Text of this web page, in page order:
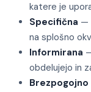
katere je
Specifična —
na splošno
Informirana
obdelujejo in
Brezpogojno